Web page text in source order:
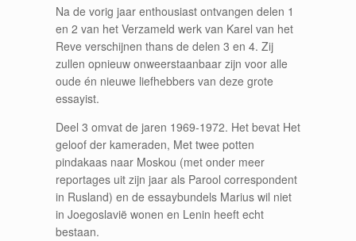
Na de vorig jaar enthousiast ontvangen delen 1
en 2 van het Verzameld werk van Karel van het
Reve verschijnen thans de delen 3 en 4. Zij
zullen opnieuw onweerstaanbaar zijn voor alle
oude én nieuwe liefhebbers van deze grote
essayist.
Deel 3 omvat de jaren 1969-1972. Het bevat Het
geloof der kameraden, Met twee potten
pindakaas naar Moskou (met onder meer
reportages uit zijn jaar als Parool correspondent
in Rusland) en de essaybundels Marius wil niet
in Joegoslavië wonen en Lenin heeft echt
bestaan.